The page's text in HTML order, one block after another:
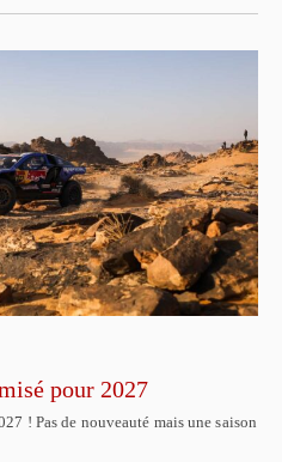
pour 2027
! Pas de nouveauté mais une saison